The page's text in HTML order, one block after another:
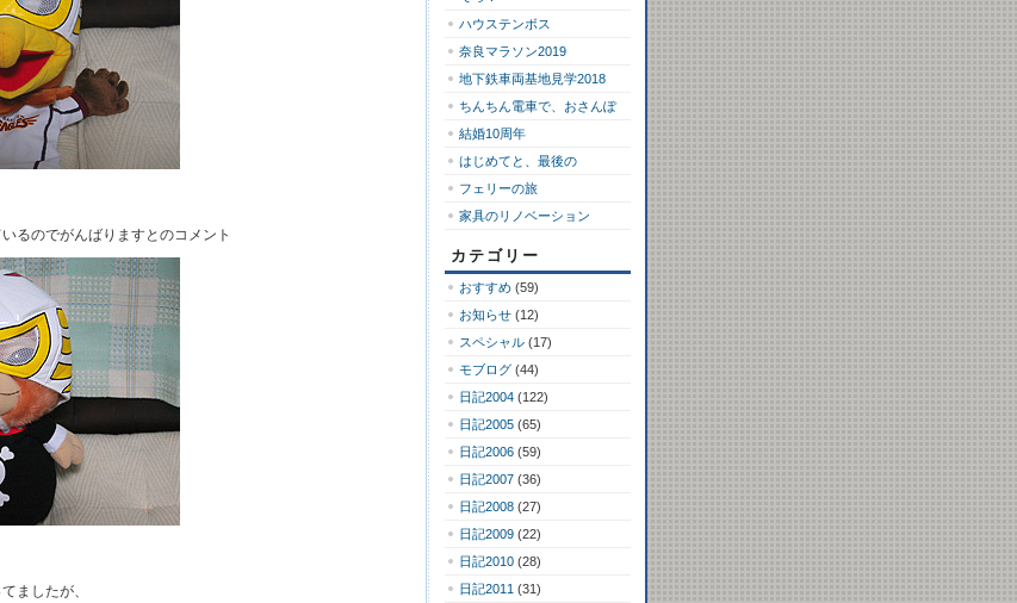
るのでがんばりますとのコメント
ましたが、
ハウステンボス
奈良マラソン2019
地下鉄車両基地見学2018
ちんちん電車で、おさんぽ
結婚10周年
はじめてと、最後の
フェリーの旅
家具のリノベーション
カテゴリー
おすすめ (59)
お知らせ (12)
スペシャル (17)
モブログ (44)
日記2004 (122)
日記2005 (65)
日記2006 (59)
日記2007 (36)
日記2008 (27)
日記2009 (22)
日記2010 (28)
日記2011 (31)